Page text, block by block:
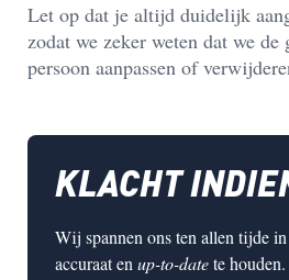
Let op dat je altijd duidelijk
zodat we zeker weten dat we de
persoon aanpassen of
KLACHT
Wij spannen ons ten allen tijde
accuraat en up-to-datete